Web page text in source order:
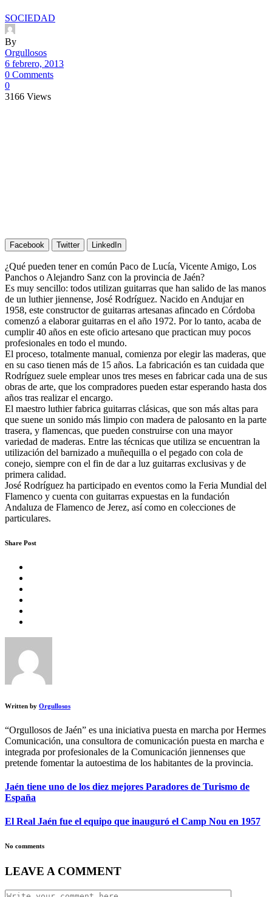
SOCIEDAD
By
Orgullosos
6 febrero, 2013
0 Comments
0
3166 Views
Facebook Twitter LinkedIn
¿Qué pueden tener en común Paco de Lucía, Vicente Amigo, Los
Panchos o Alejandro Sanz con la provincia de Jaén?
Es muy sencillo: todos utilizan guitarras que han salido de las manos
de un luthier jiennense, José Rodríguez. Nacido en Andujar en
1958, este constructor de guitarras artesanas afincado en Córdoba
comenzó a elaborar guitarras en el año 1972. Por lo tanto, acaba de
cumplir 40 años en este oficio artesano que practican muy pocos
profesionales en todo el mundo.
El proceso, totalmente manual, comienza por elegir las maderas, que
en su caso tienen más de 15 años. La fabricación es tan cuidada que
Rodríguez suele emplear unos tres meses en fabricar cada una de sus
obras de arte, que los compradores pueden estar esperando hasta dos
años tras realizar el encargo.
El maestro luthier fabrica guitarras clásicas, que son más altas para
que suene un sonido más limpio con madera de palosanto en la parte
trasera, y flamencas, que pueden construirse con una mayor
variedad de maderas. Entre las técnicas que utiliza se encuentran la
utilización del barnizado a muñequilla o el pegado con cola de
conejo, siempre con el fin de dar a luz guitarras exclusivas y de
primera calidad.
José Rodríguez ha participado en eventos como la Feria Mundial del
Flamenco y cuenta con guitarras expuestas en la fundación
Andaluza de Flamenco de Jerez, así como en colecciones de
particulares.
Share Post
Written by Orgullosos
“Orgullosos de Jaén” es una iniciativa puesta en marcha por Hermes
Comunicación, una consultora de comunicación puesta en marcha e
integrada por profesionales de la Comunicación jiennenses que
pretende fomentar la autoestima de los habitantes de la provincia.
Jaén tiene uno de los diez mejores Paradores de Turismo de
España
El Real Jaén fue el equipo que inauguró el Camp Nou en 1957
No comments
LEAVE A COMMENT